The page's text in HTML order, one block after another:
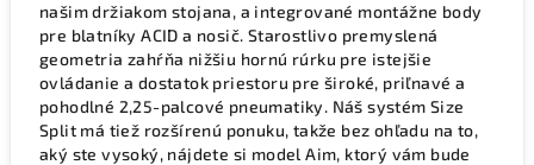
našim držiakom stojana, a integrované montážne body
pre blatníky ACID a nosič. Starostlivo premyslená
geometria zahŕňa nižšiu hornú rúrku pre istejšie
ovládanie a dostatok priestoru pre široké, priľnavé a
pohodlné 2,25-palcové pneumatiky. Náš systém Size
Split má tiež rozšírenú ponuku, takže bez ohľadu na to,
aký ste vysoký, nájdete si model Aim, ktorý vám bude